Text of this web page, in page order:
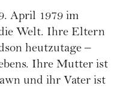
April 1979 im
Welt. Ihre Eltern
heutzutage –
Ihre Mutter ist
und ihr Vater ist